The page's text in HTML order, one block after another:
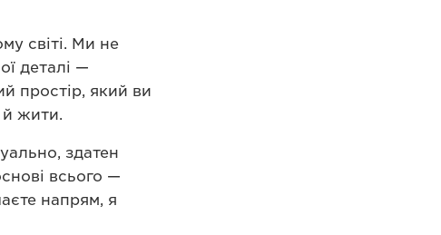
світі. Ми не
деталі —
простір, який ви
й жити.
здатен
всього —
напрям, я